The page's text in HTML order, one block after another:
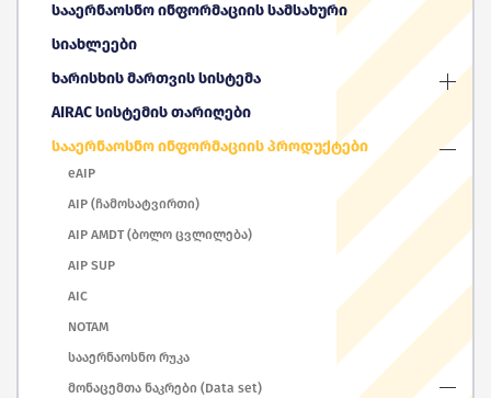
სააერნაოსნო ინფორმაციის სამსახური
სიახლეები
ხარისხის მართვის სისტემა
AIRAC სისტემის თარიღები
სააერნაოსნო ინფორმაციის პროდუქტები
eAIP
AIP (ჩამოსატვირთი)
AIP AMDT (ბოლო ცვლილება)
AIP SUP
AIC
NOTAM
სააერნაოსნო რუკა
მონაცემთა ნაკრები (Data set)